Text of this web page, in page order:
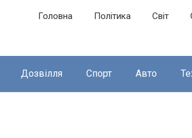
Головна Політика Світ
Дозвілля Спорт Авто